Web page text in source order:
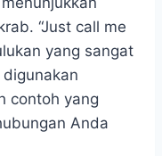
“Just call me
yang sangat
contoh yang
Anda